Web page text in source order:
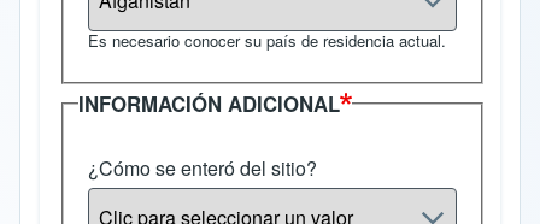
Es necesario conocer su país de residencia actual.
INFORMACIÓN ADICIONAL
¿Cómo se enteró del sitio?